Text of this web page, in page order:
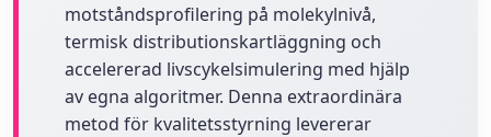
motståndsprofilering på molekylnivå,
termisk distributionskartläggning och
accelererad livscykelsimulering med hjälp
av egna algoritmer. Denna extraordinära
metod för kvalitetsstyrning levererar